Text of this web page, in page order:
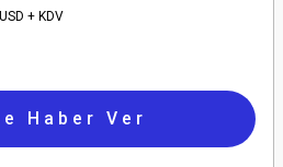
+ KDV
Haber Ver